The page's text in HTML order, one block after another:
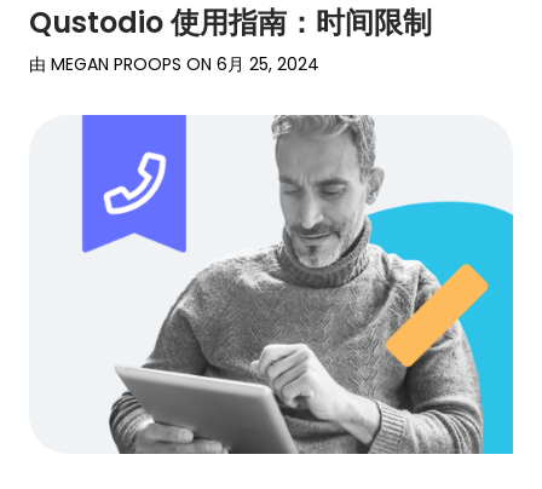
Qustodio 使用指南：时间限制
由 MEGAN PROOPS ON 6月 25, 2024